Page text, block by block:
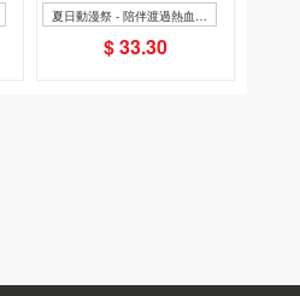
夏日動漫祭 - 陪伴渡過熱血假
暢銷
$ 33.30